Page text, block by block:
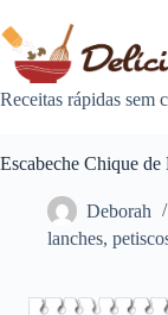
para
conteúdo
Receitas rápidas sem
Escabeche Chique de
Deborah
lanches,